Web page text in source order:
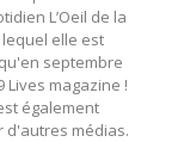
L’Oeil de la
elle est
septembre
Lives magazine !
également
d'autres médias.